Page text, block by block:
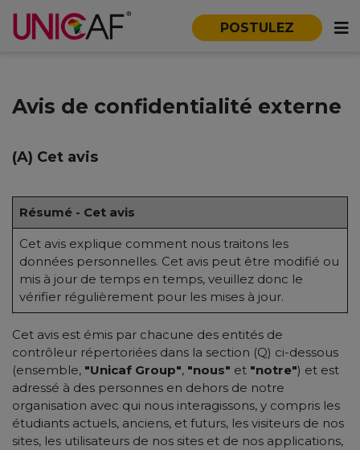
POSTULEZ
Avis de confidentialité externe
(A) Cet avis
Résumé - Cet avis
Cet avis explique comment nous traitons les
données personnelles. Cet avis peut être modifié ou
mis à jour de temps en temps, veuillez donc le
vérifier régulièrement pour les mises à jour.
Cet avis est émis par chacune des entités de
contrôleur répertoriées dans la section (Q) ci-dessous
(ensemble, "Unicaf Group", "nous" et "notre") et est
adressé à des personnes en dehors de notre
organisation avec qui nous interagissons, y compris les
étudiants actuels, anciens, et futurs, les visiteurs de nos
sites, les utilisateurs de nos sites et de nos applications,